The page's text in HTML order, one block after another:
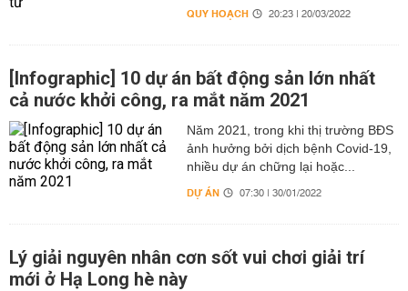
QUY HOẠCH 20:23 | 20/03/2022
[Infographic] 10 dự án bất động sản lớn nhất
cả nước khởi công, ra mắt năm 2021
Năm 2021, trong khi thị trường BĐS
ảnh hưởng bởi dịch bệnh Covid-19,
nhiều dự án chững lại hoặc...
DỰ ÁN 07:30 | 30/01/2022
Lý giải nguyên nhân cơn sốt vui chơi giải trí
mới ở Hạ Long hè này